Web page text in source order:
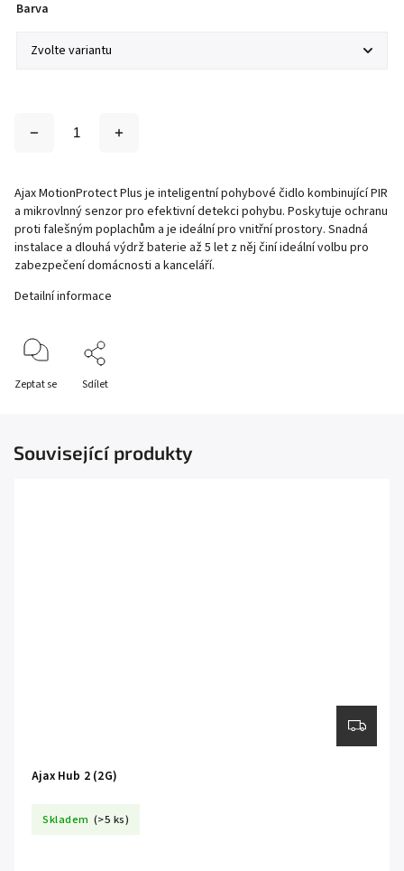
Barva
Ajax MotionProtect Plus je inteligentní pohybové čidlo kombinující PIR
a mikrovlnný senzor pro efektivní detekci pohybu. Poskytuje ochranu
proti falešným poplachům a je ideální pro vnitřní prostory. Snadná
instalace a dlouhá výdrž baterie až 5 let z něj činí ideální volbu pro
zabezpečení domácnosti a kanceláří.
Detailní informace
Zeptat se Sdílet
Související produkty
Ajax Hub 2 (2G)
Skladem (>5 ks)